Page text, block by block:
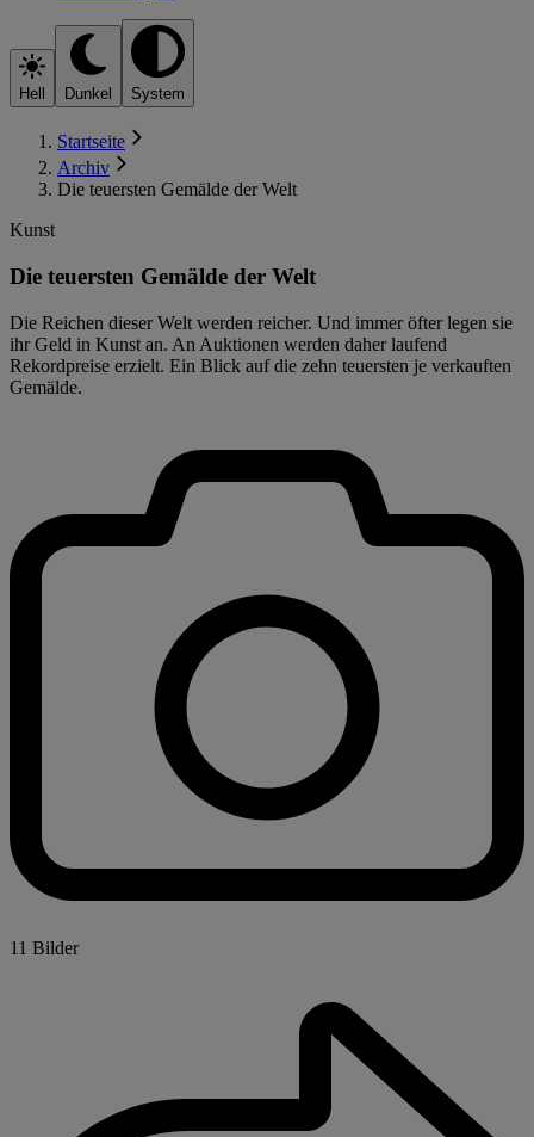
Hell Dunkel System
Startseite
Archiv
Die teuersten Gemälde der Welt
Kunst
Die teuersten Gemälde der Welt
Die Reichen dieser Welt werden reicher. Und immer öfter legen sie
ihr Geld in Kunst an. An Auktionen werden daher laufend
Rekordpreise erzielt. Ein Blick auf die zehn teuersten je verkauften
Gemälde.
11 Bilder